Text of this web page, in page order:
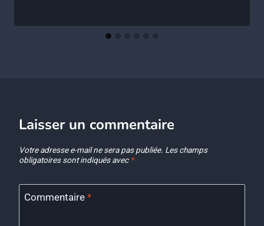
Laisser un commentaire
Votre adresse e-mail ne sera pas publiée. Les champs
obligatoires sont indiqués avec *
Commentaire *